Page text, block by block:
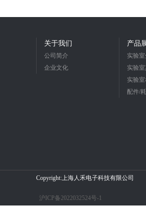
关于我们
公司简介
企业文化
产品
实验
实验
实验
配件/
Copyright:上海人禾电子科技有限公司
沪ICP备2022032524号-1